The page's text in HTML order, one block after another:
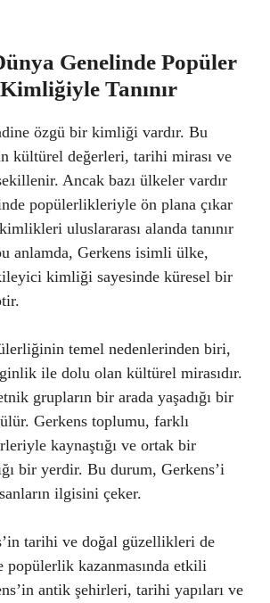
Genelinde Popüler
Tanınır
özgü bir kimliği vardır. Bu
kültürel değerleri, tarihi mirası ve
Ancak bazı ülkeler vardır
popülerlikleriyle ön plana çıkar
uluslararası alanda tanınır
anlamda, Gerkens isimli ülke,
kimliği sayesinde küresel bir
temel nedenlerinden biri,
ile dolu olan kültürel mirasıdır.
grupların bir arada yaşadığı bir
Gerkens toplumu, farklı
kaynaştığı ve ortak bir
bir yerdir. Bu durum, Gerkens’i
ilgisini çeker.
tarihi ve doğal güzellikleri de
popülerlik kazanmasında etkili
antik şehirleri, tarihi yapıları ve